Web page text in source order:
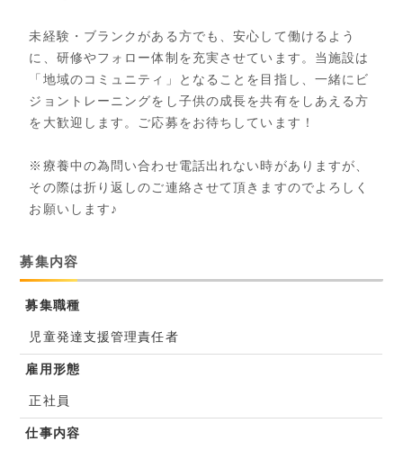
未経験・ブランクがある方でも、安心して働けるよう
に、研修やフォロー体制を充実させています。当施設は
「地域のコミュニティ」となることを目指し、一緒にビ
ジョントレーニングをし子供の成長を共有をしあえる方
を大歓迎します。ご応募をお待ちしています！
※療養中の為問い合わせ電話出れない時がありますが、
その際は折り返しのご連絡させて頂きますのでよろしく
お願いします♪
募集内容
募集職種
児童発達支援管理責任者
雇用形態
正社員
仕事内容